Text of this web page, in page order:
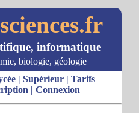
informatique
biologie, géologie
| Supérieur| Tarifs
| Connexion